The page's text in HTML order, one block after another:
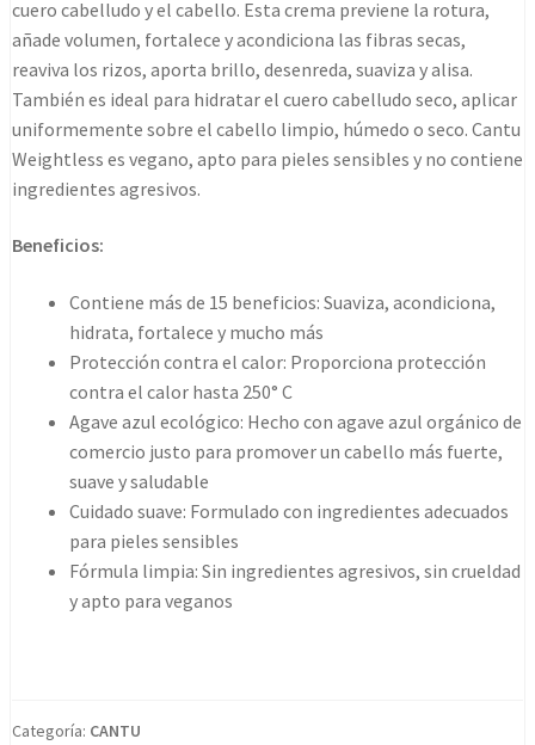
cuero cabelludo y el cabello. Esta crema previene la rotura,
añade volumen, fortalece y acondiciona las fibras secas,
reaviva los rizos, aporta brillo, desenreda, suaviza y alisa.
También es ideal para hidratar el cuero cabelludo seco, aplicar
uniformemente sobre el cabello limpio, húmedo o seco. Cantu
Weightless es vegano, apto para pieles sensibles y no contiene
ingredientes agresivos.
Beneficios:
Contiene más de 15 beneficios: Suaviza, acondiciona,
hidrata, fortalece y mucho más
Protección contra el calor: Proporciona protección
contra el calor hasta 250° C
Agave azul ecológico: Hecho con agave azul orgánico de
comercio justo para promover un cabello más fuerte,
suave y saludable
Cuidado suave: Formulado con ingredientes adecuados
para pieles sensibles
Fórmula limpia: Sin ingredientes agresivos, sin crueldad
y apto para veganos
Categoría: CANTU